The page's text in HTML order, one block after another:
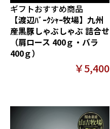
ギフトおすすめ商品
【渡辺ﾊﾞｰｸｼｬｰ牧場】九州
産黒豚しゃぶしゃぶ 詰合せ
（肩ロース 400ｇ・バラ
400ｇ）
￥5,400